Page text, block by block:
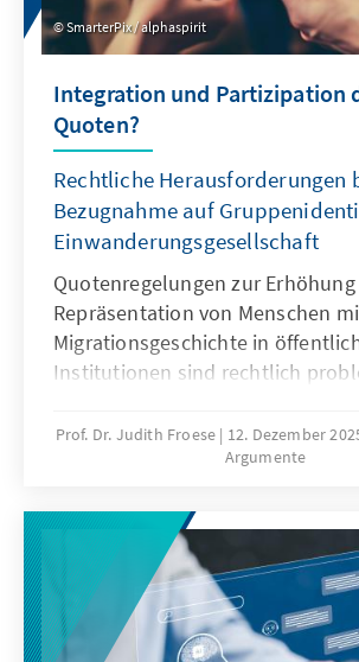
SmarterPix / alphaspirit
Integration und Partizipation
Quoten?
Rechtliche Herausforderungen
Bezugnahme auf
Einwanderungsgesellschaft
Quotenregelungen zur
Repräsentation von Menschen
Migrationsgeschichte in
Institutionen sind rechtlich
nach Herkunft. Für Quoten
Menschen mit
zeigt: Sonderregelungen für neu
eingewanderte Menschen sind
sinnvoll. Später besteht die
Aufgabe der Abgrenzung der
Prof. Dr. Judith Froese 12. Dezember
Argumente